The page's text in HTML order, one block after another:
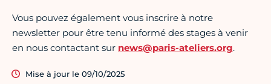
Vous pouvez également vous inscrire à notre
newsletter pour être tenu informé des stages à venir
en nous contactant sur news@paris-ateliers.org.
Mise à jour le 09/10/2025